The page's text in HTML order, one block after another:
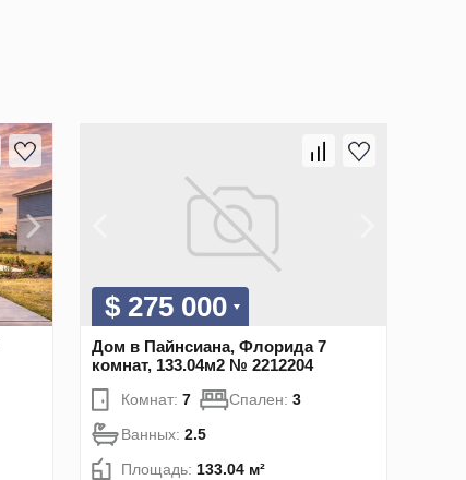
$ 275 000
Дом в Пайнсиана, Флорида 7
комнат, 133.04м2 № 2212204
Комнат: 7 Спален: 3
Ванных: 2.5
Площадь: 133.04 м²